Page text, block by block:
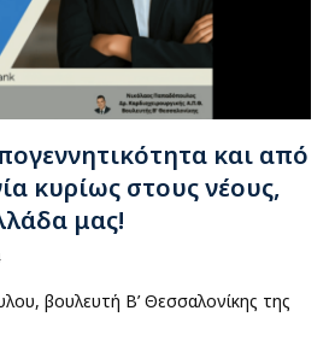
και από
κυρίως στους νέους,
μας!
βουλευτή Β’ Θεσσαλονίκης της